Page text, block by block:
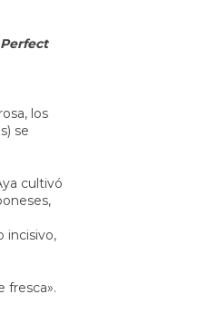
Perfect
los
se
cultivó
incisivo,
fresca».